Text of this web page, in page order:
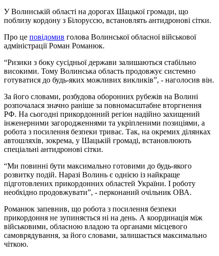
У Волинській області на дорогах Шацької громади, що
поблизу кордону з Білоруссю, встановлять антидронові сітки.
Про це повідомив голова Волинської обласної військової
адміністрації Роман Романюк.
“Ризики з боку сусідньої держави залишаються стабільно
високими. Тому Волинська область продовжує системно
готуватися до будь-яких можливих викликів”, - наголосив він.
За його словами, розбудова оборонних рубежів на Волині
розпочалася значно раніше за повномасштабне вторгнення
РФ. На сьогодні прикордонний регіон надійно захищений
інженерними загородженнями та укріпленими позиціями, а
робота з посилення безпеки триває. Так, на окремих ділянках
автошляхів, зокрема, у Шацькій громаді, встановлюють
спеціальні антидронові сітки.
“Ми повинні бути максимально готовими до будь-якого
розвитку подій. Наразі Волинь є однією із найкраще
підготовлених прикордонних областей України. І роботу
необхідно продовжувати”, - перконаний очільник ОВА.
Романюк запевнив, що робота з посилення безпеки
прикордоння не зупиняється ні на день. А координація між
військовими, обласною владою та органами місцевого
самоврядування, за його словами, залишається максимально
чіткою.